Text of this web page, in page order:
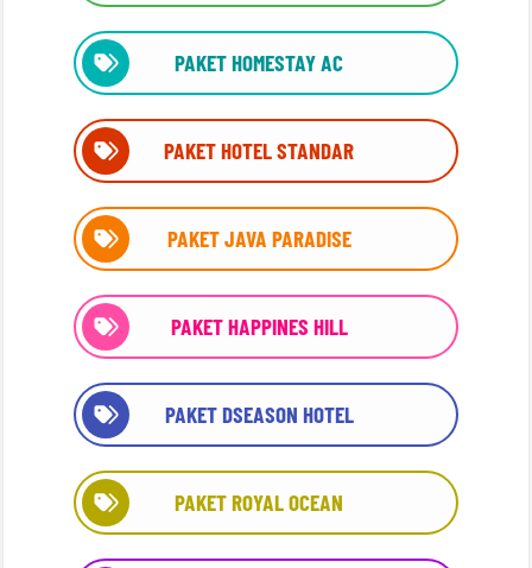
PAKET HOMESTAY AC
PAKET HOTEL STANDAR
PAKET JAVA PARADISE
PAKET HAPPINES HILL
PAKET DSEASON HOTEL
PAKET ROYAL OCEAN